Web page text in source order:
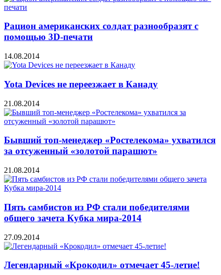
Рацион американских солдат разнообразят с
помощью 3D-печати
14.08.2014
Yota Devices не переезжает в Канаду
21.08.2014
Бывший топ-менеджер «Ростелекома» ухватился
за отсуженный «золотой парашют»
21.08.2014
Пять самбистов из РФ стали победителями
общего зачета Кубка мира-2014
27.09.2014
Легендарный «Крокодил» отмечает 45-летие!